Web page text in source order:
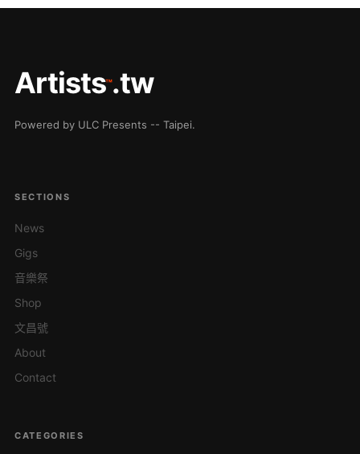
Artists™.tw
Powered by ULC Presents -- Taipei.
SECTIONS
News
Gigs
音樂祭
Shop
文昌號
About
Contact
CATEGORIES